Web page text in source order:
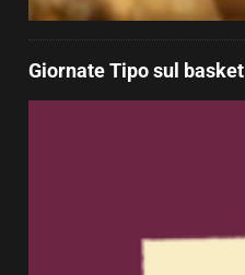
Giornate Tipo sul basket